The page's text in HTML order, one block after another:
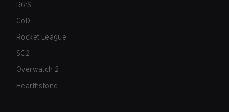
R6:S
CoD
Rocket League
SC2
Overwatch 2
Hearthstone